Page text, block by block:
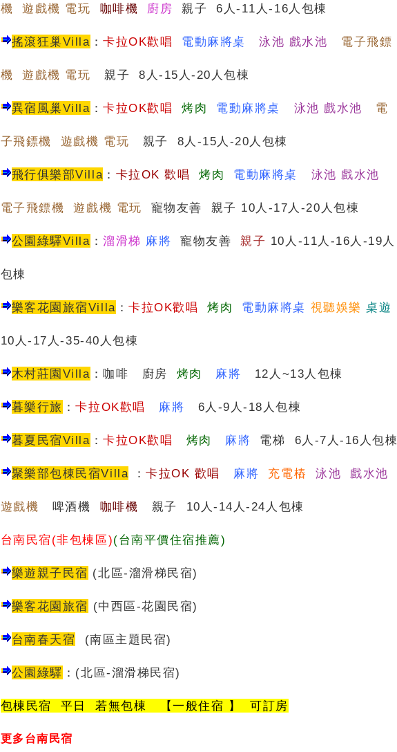
機 遊戲機 電玩 咖啡機 廚房 親子 6人-11人-16人包棟
搖滾狂巢Villa ：卡拉OK歡唱 電動麻將桌 泳池 戲水池 電子飛鏢
機 遊戲機 電玩 親子 8人-15人-20人包棟
異宿風巢Villa ：卡拉OK歡唱 烤肉 電動麻將桌 泳池 戲水池 電
子飛鏢機 遊戲機 電玩 親子 8人-15人-20人包棟
飛行俱樂部Villa ： 卡拉OK 歡唱 烤肉 電動麻將桌 泳池 戲水池
電子飛鏢機 遊戲機 電玩 寵物友善 親子 10人-17人-20人包棟
公園綠驛Villa ：溜滑梯 麻將 寵物友善 親子 10人-11人-16人-19人
包棟
樂客花園旅宿Villa ：卡拉OK歡唱 烤肉 電動麻將桌 視聽娛樂 桌遊
10人-17人-35-40人包棟
木村莊園Villa ：咖啡 廚房 烤肉 麻將 12人~13人包棟
暮樂行旅 ：卡拉OK歡唱 麻將 6人-9人-18人包棟
暮夏民宿Villa ：卡拉OK歡唱 烤肉 麻將 電梯 6人-7人-16人包棟
聚樂部包棟民宿Villa ：卡拉OK 歡唱 麻將 充電樁 泳池 戲水池
遊戲機 啤酒機 咖啡機 親子 10人-14人-24人包棟
台南民宿(非包棟區)(台南平價住宿推薦)
樂遊親子民宿 (北區-溜滑梯民宿)
樂客花園旅宿 (中西區-花園民宿)
台南春天宿 (南區主題民宿)
公園綠驛 ： (北區-溜滑梯民宿)
包棟民宿 平日 若無包棟 【一般住宿 】 可訂房
更多台南民宿